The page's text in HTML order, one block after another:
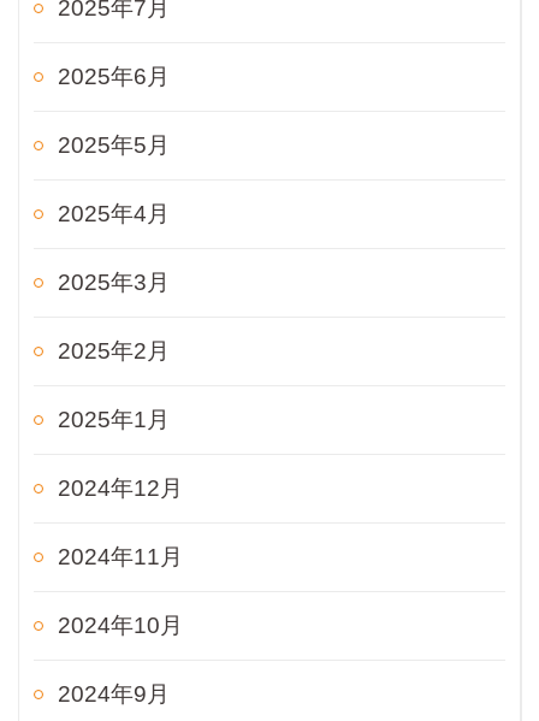
2025年7月
2025年6月
2025年5月
2025年4月
2025年3月
2025年2月
2025年1月
2024年12月
2024年11月
2024年10月
2024年9月